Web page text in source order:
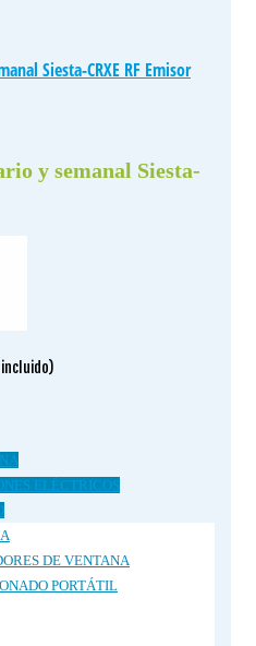
Siesta-CRXE RF Emisor
y semanal Siesta-
incluido)
ELÉCTRICOS
DE VENTANA
PORTÁTIL